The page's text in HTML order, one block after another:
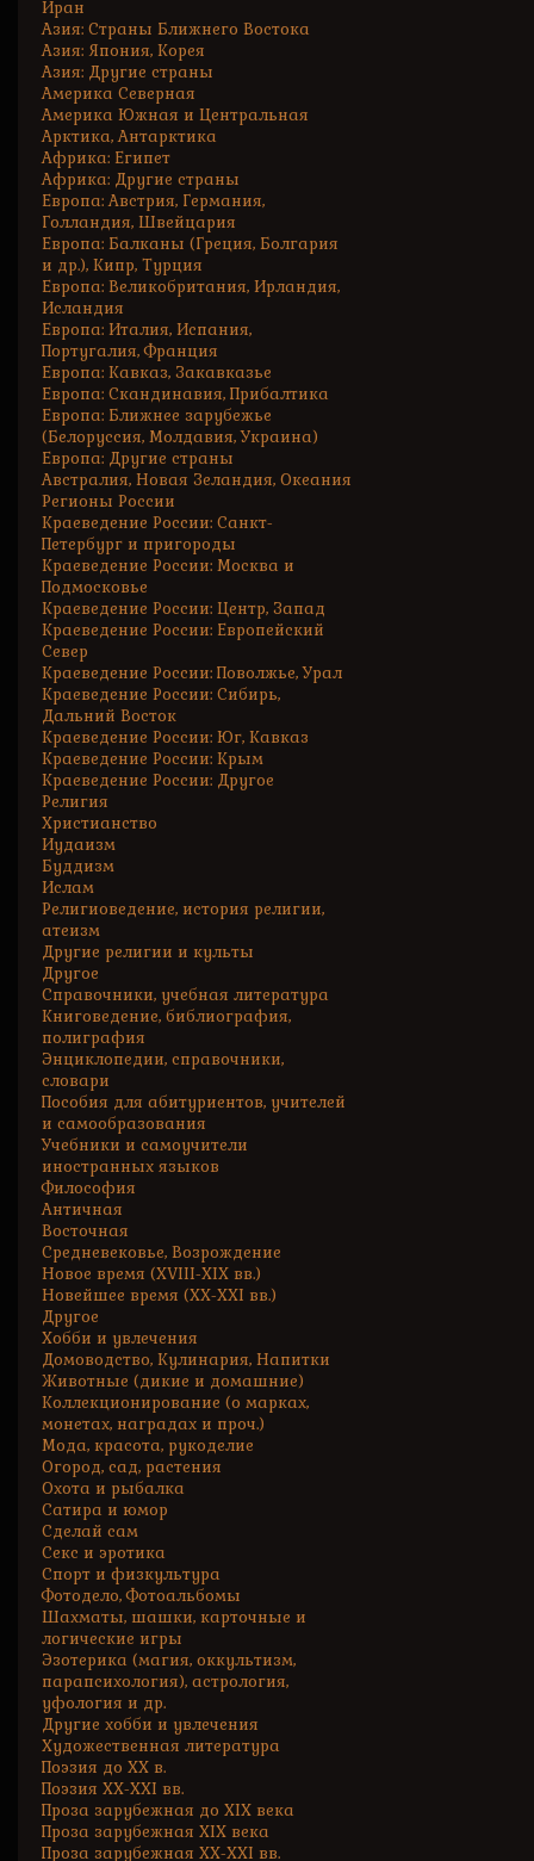
Иран
Азия: Страны Ближнего Востока
Азия: Япония, Корея
Азия: Другие страны
Америка Северная
Америка Южная и Центральная
Арктика, Антарктика
Африка: Египет
Африка: Другие страны
Европа: Австрия, Германия,
Голландия, Швейцария
Европа: Балканы (Греция, Болгария
и др.), Кипр, Турция
Европа: Великобритания, Ирландия,
Исландия
Европа: Италия, Испания,
Португалия, Франция
Европа: Кавказ, Закавказье
Европа: Скандинавия, Прибалтика
Европа: Ближнее зарубежье
(Белоруссия, Молдавия, Украина)
Европа: Другие страны
Австралия, Новая Зеландия, Океания
Регионы России
Краеведение России: Санкт-
Петербург и пригороды
Краеведение России: Москва и
Подмосковье
Краеведение России: Центр, Запад
Краеведение России: Европейский
Север
Краеведение России: Поволжье, Урал
Краеведение России: Сибирь,
Дальний Восток
Краеведение России: Юг, Кавказ
Краеведение России: Крым
Краеведение России: Другое
Религия
Христианство
Иудаизм
Буддизм
Ислам
Религиоведение, история религии,
атеизм
Другие религии и культы
Другое
Справочники, учебная литература
Книговедение, библиография,
полиграфия
Энциклопедии, справочники,
словари
Пособия для абитуриентов, учителей
и самообразования
Учебники и самоучители
иностранных языков
Философия
Античная
Восточная
Средневековье, Возрождение
Новое время (XVIII-XIX вв.)
Новейшее время (XX-XXI вв.)
Другое
Хобби и увлечения
Домоводство, Кулинария, Напитки
Животные (дикие и домашние)
Коллекционирование (о марках,
монетах, наградах и проч.)
Мода, красота, рукоделие
Огород, сад, растения
Охота и рыбалка
Сатира и юмор
Сделай сам
Секс и эротика
Спорт и физкультура
Фотодело, Фотоальбомы
Шахматы, шашки, карточные и
логические игры
Эзотерика (магия, оккультизм,
парапсихология), астрология,
уфология и др.
Другие хобби и увлечения
Художественная литература
Поэзия до XX в.
Поэзия XX-XXI вв.
Проза зарубежная до XIX века
Проза зарубежная XIX века
Проза зарубежная XX-XXI вв.